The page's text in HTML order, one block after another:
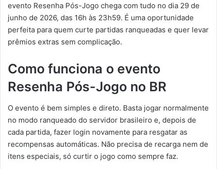
evento Resenha Pós-Jogo chega com tudo no dia 29 de
junho de 2026, das 16h às 23h59. É uma oportunidade
perfeita para quem curte partidas ranqueadas e quer levar
prêmios extras sem complicação.
Como funciona o evento
Resenha Pós-Jogo no BR
O evento é bem simples e direto. Basta jogar normalmente
no modo ranqueado do servidor brasileiro e, depois de
cada partida, fazer login novamente para resgatar as
recompensas automáticas. Não precisa de recarga nem de
itens especiais, só curtir o jogo como sempre faz.